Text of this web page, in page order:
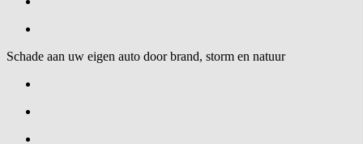
Schade aan uw eigen auto door brand, storm en natuur